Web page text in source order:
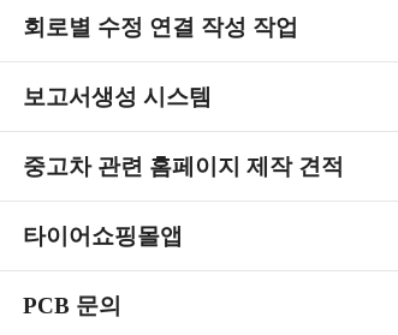
회로별 수정 연결 작성 작업
보고서생성 시스템
중고차 관련 홈페이지 제작 견적
타이어쇼핑몰앱
PCB 문의